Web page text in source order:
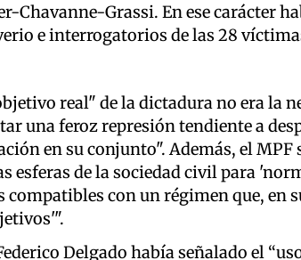
Chavanne-Grassi. En ese carácter
e interrogatorios de las 28
real" de la dictadura no era la
una feroz represión tendiente a
en su conjunto". Además, el MPF
esferas de la sociedad civil para
con un régimen que, en
Delgado había señalado el